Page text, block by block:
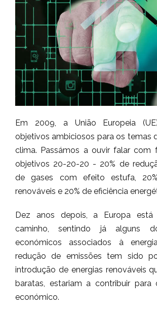
Em 2009, a União Europeia
objetivos ambiciosos para os temas
clima. Passámos a ouvir falar com
objetivos 20-20-20 - 20% de
de gases com efeito estufa,
renováveis e 20% de eficiência
Dez anos depois, a Europa
caminho, sentindo já alguns
económicos associados à
redução de emissões tem sido
introdução de energias renováveis
baratas, estariam a contribuir para
económico.